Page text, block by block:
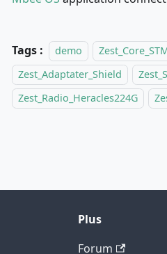
Tags : demo
Zest_Adaptater_Shield
Zest_Radio_Heracles224G
Plus
Forum